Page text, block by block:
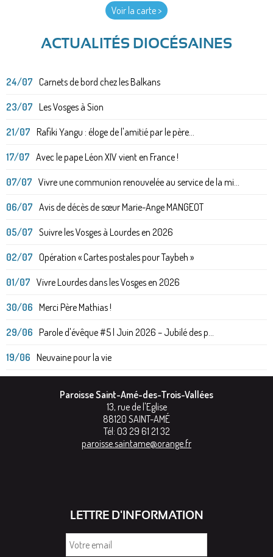
Voir la carte >
ACTUALITÉS DIOCÉSAINES
24/07 Carnets de bord chez les Balkans
23/07 Les Vosges à Sion
21/07 Rafiki Yangu : éloge de l'amitié par le père...
17/07 Avec le pape Léon XIV vient en France !
07/07 Vivre une communion renouvelée au service de la mi...
06/07 Avis de décès de sœur Marie-Ange MANGEOT
05/07 Suivre les Vosges à Lourdes en 2026
02/07 Opération « Cartes postales pour Taybeh »
01/07 Vivre Lourdes dans les Vosges en 2026
30/06 Merci Père Mathias !
29/06 Parole d'évêque #5 | Juin 2026 – Jubilé des p...
19/06 Neuvaine pour la vie
Paroisse Saint-Amé-des-Trois-Vallées
13, rue de l'Eglise
88120 SAINT-AMÉ
Tél: 03 29 61 21 32
paroisse.saintame@orange.fr
LETTRE D'INFORMATION